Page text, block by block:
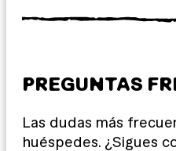
PREGUNTAS
Las dudas más
huéspedes. ¿Sigues